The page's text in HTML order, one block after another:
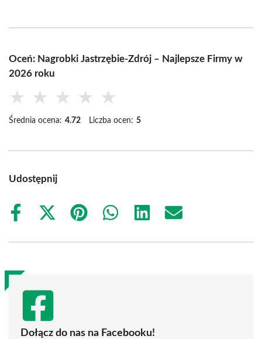
Oceń: Nagrobki Jastrzębie-Zdrój – Najlepsze Firmy w
2026 roku
★ ★ ★ ★ ★
Średnia ocena: 4.72 Liczba ocen: 5
Udostępnij
Share
Share
(Twitter)
Share
Share
Share
Share
Dołącz do nas na Facebooku!